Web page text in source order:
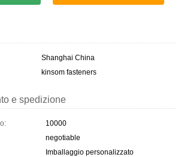
Shanghai China
kinsom fasteners
e spedizione
10000
negotiable
Imballaggio personalizzato